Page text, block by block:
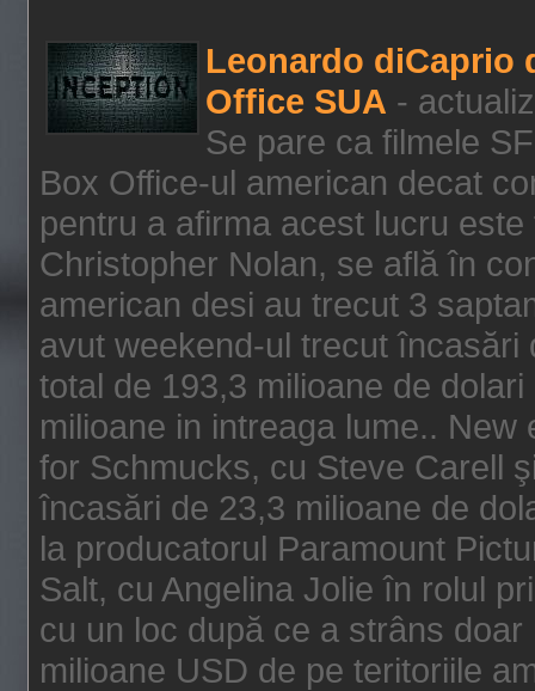
Leonardo diCaprio
Office SUA -
Se pare ca filmele
Box Office-ul american decat
pentru a afirma acest lucru
Christopher Nolan, se află în
american desi au trecut 3
avut weekend-ul trecut încasări
total de 193,3 milioane de
milioane in intreaga lume..
for Schmucks, cu Steve Carell
încasări de 23,3 milioane de
la producatorul Paramount
Salt, cu Angelina Jolie în rolul
cu un loc după ce a strâns
milioane USD de pe teritoriile